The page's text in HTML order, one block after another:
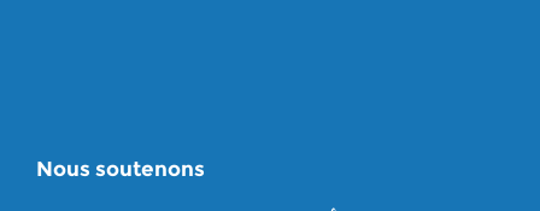
Nous soutenons